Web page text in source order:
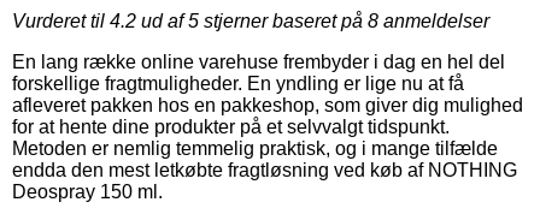
Vurderet til 4.2 ud af 5 stjerner baseret på 8 anmeldelser
En lang række online varehuse frembyder i dag en hel del
forskellige fragtmuligheder. En yndling er lige nu at få
afleveret pakken hos en pakkeshop, som giver dig mulighed
for at hente dine produkter på et selvvalgt tidspunkt.
Metoden er nemlig temmelig praktisk, og i mange tilfælde
endda den mest letkøbte fragtløsning ved køb af NOTHING
Deospray 150 ml.